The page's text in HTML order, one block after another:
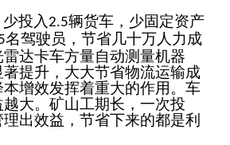
投入 2.5辆货车，少固定资产
名驾驶员，节省几十万人力成
达卡车方量自动测量机器
著提升，大大节省物流运输成
增效发挥着重大的作用。车
大。矿山工期长，一次投
出效益，节省下来的都是利